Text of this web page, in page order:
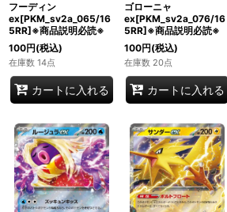
フーディン
ex[PKM_sv2a_065/16
5RR]※商品説明必読※
100円(税込)
在庫数 14点
カートに入れる
ゴローニャ
ex[PKM_sv2a_076/16
5RR]※商品説明必読※
100円(税込)
在庫数 20点
カートに入れる